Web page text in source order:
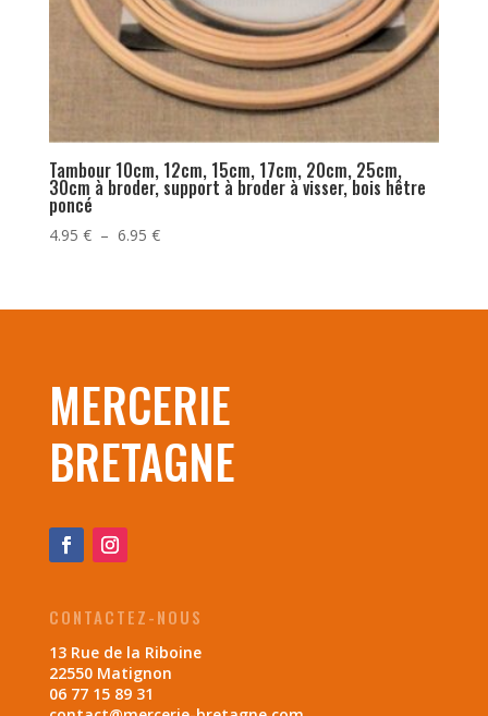
Tambour 10cm, 12cm, 15cm, 17cm, 20cm, 25cm,
30cm à broder, support à broder à visser, bois hêtre
poncé
4.95 € – 6.95 €Plage
4.95 €
MERCERIE
BRETAGNE
CONTACTEZ-NOUS
13 Rue de la Riboine
22550 Matignon
06 77 15 89 31